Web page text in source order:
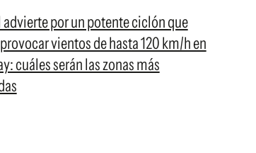
por un potente ciclón que
vientos de hasta 120 km/h en
cuáles serán las zonas más